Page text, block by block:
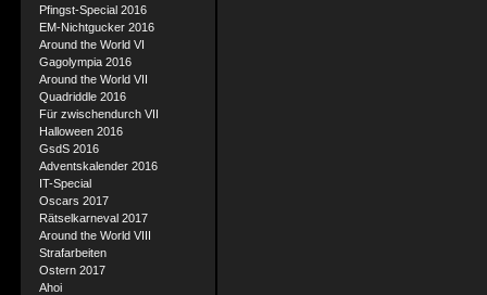
Pfingst-Special 2016
EM-Nichtgucker 2016
Around the World VI
Gagolympia 2016
Around the World VII
Quadriddle 2016
Für zwischendurch VII
Halloween 2016
GsdS 2016
Adventskalender 2016
IT-Special
Oscars 2017
Rätselkarneval 2017
Around the World VIII
Strafarbeiten
Ostern 2017
Ahoi